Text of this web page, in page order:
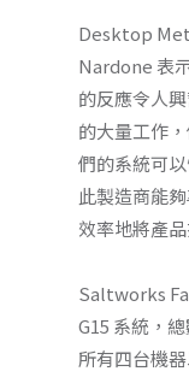
Desktop
Nardone 表
的反應令人
的大量工作
們的系統可
此製造商能
效率地將產
Saltworks
G15 系統，
所有四台機